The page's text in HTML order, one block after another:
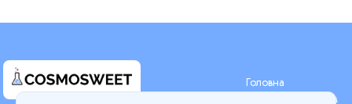
Головна
Пошук за складом